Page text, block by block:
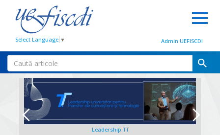
Select Language ▼ Admin UEFISCDI
Leadership TT